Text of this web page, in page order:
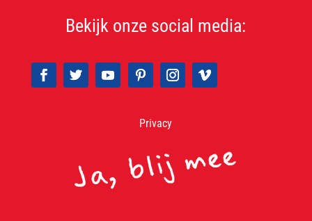
Bekijk onze social media:
Privacy